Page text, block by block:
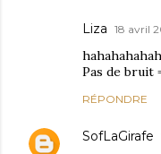
Liza 18 avril
Pas de bruit
RÉPONDRE
SofLaGirafe